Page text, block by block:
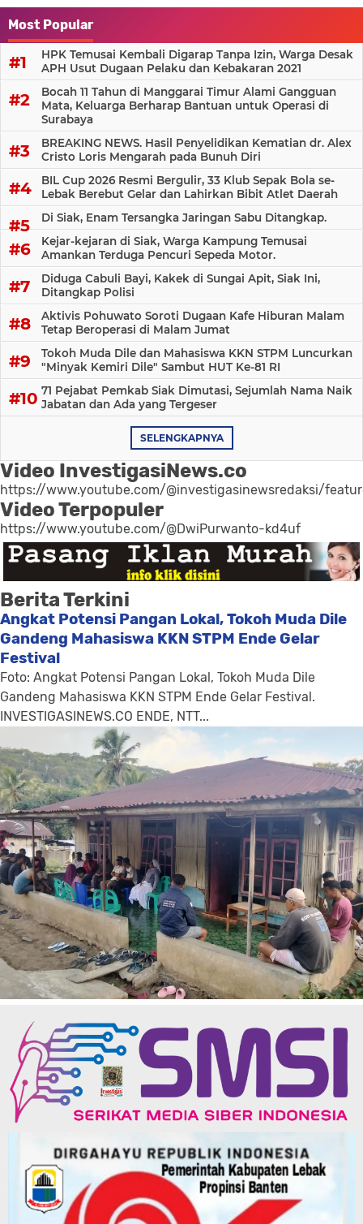
Most Popular
HPK Temusai Kembali Digarap Tanpa Izin, Warga Desak
APH Usut Dugaan Pelaku dan Kebakaran 2021
Bocah 11 Tahun di Manggarai Timur Alami Gangguan
Mata, Keluarga Berharap Bantuan untuk Operasi di
Surabaya
BREAKING NEWS. Hasil Penyelidikan Kematian dr. Alex
Cristo Loris Mengarah pada Bunuh Diri
BIL Cup 2026 Resmi Bergulir, 33 Klub Sepak Bola se-
Lebak Berebut Gelar dan Lahirkan Bibit Atlet Daerah
Di Siak, Enam Tersangka Jaringan Sabu Ditangkap.
Kejar-kejaran di Siak, Warga Kampung Temusai
Amankan Terduga Pencuri Sepeda Motor.
Diduga Cabuli Bayi, Kakek di Sungai Apit, Siak Ini,
Ditangkap Polisi
Aktivis Pohuwato Soroti Dugaan Kafe Hiburan Malam
Tetap Beroperasi di Malam Jumat
Tokoh Muda Dile dan Mahasiswa KKN STPM Luncurkan
"Minyak Kemiri Dile" Sambut HUT Ke-81 RI
71 Pejabat Pemkab Siak Dimutasi, Sejumlah Nama Naik
Jabatan dan Ada yang Tergeser
SELENGKAPNYA
Video InvestigasiNews.co
https://www.youtube.com/@investigasinewsredaksi/
Video Terpopuler
https://www.youtube.com/@DwiPurwanto-kd4uf
Berita Terkini
Angkat Potensi Pangan Lokal, Tokoh Muda Dile
Gandeng Mahasiswa KKN STPM Ende Gelar
Festival
Foto: Angkat Potensi Pangan Lokal, Tokoh Muda Dile
Gandeng Mahasiswa KKN STPM Ende Gelar Festival.
INVESTIGASINEWS.CO ENDE, NTT...